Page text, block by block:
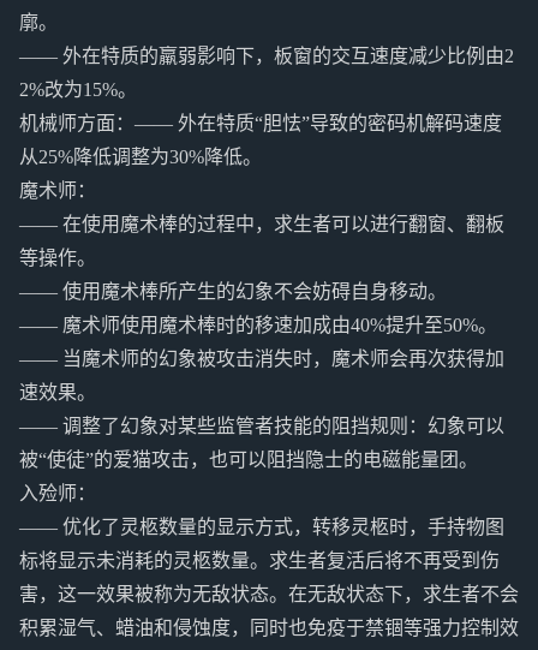
廓。
—— 外在特质的羸弱影响下，板窗的交互速度减少比例由2
2%改为15%。
机械师方面：—— 外在特质“胆怯”导致的密码机解码速度
从25%降低调整为30%降低。
魔术师：
—— 在使用魔术棒的过程中，求生者可以进行翻窗、翻板
等操作。
—— 使用魔术棒所产生的幻象不会妨碍自身移动。
—— 魔术师使用魔术棒时的移速加成由40%提升至50%。
—— 当魔术师的幻象被攻击消失时，魔术师会再次获得加
速效果。
—— 调整了幻象对某些监管者技能的阻挡规则：幻象可以
被“使徒”的爱猫攻击，也可以阻挡隐士的电磁能量团。
入殓师：
—— 优化了灵柩数量的显示方式，转移灵柩时，手持物图
标将显示未消耗的灵柩数量。求生者复活后将不再受到伤
害，这一效果被称为无敌状态。在无敌状态下，求生者不会
积累湿气、蜡油和侵蚀度，同时也免疫于禁锢等强力控制效